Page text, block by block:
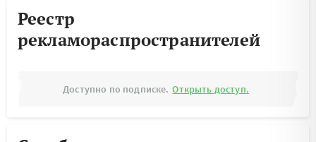
Реестр
рекламораспространителей
Доступно по подписке. Открыть доступ.